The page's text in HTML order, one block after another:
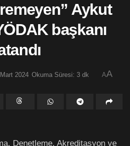
Aykut
başkanı
2024 Okuma Süresi: 3 dk AA
Denetleme, Akreditasyon ve